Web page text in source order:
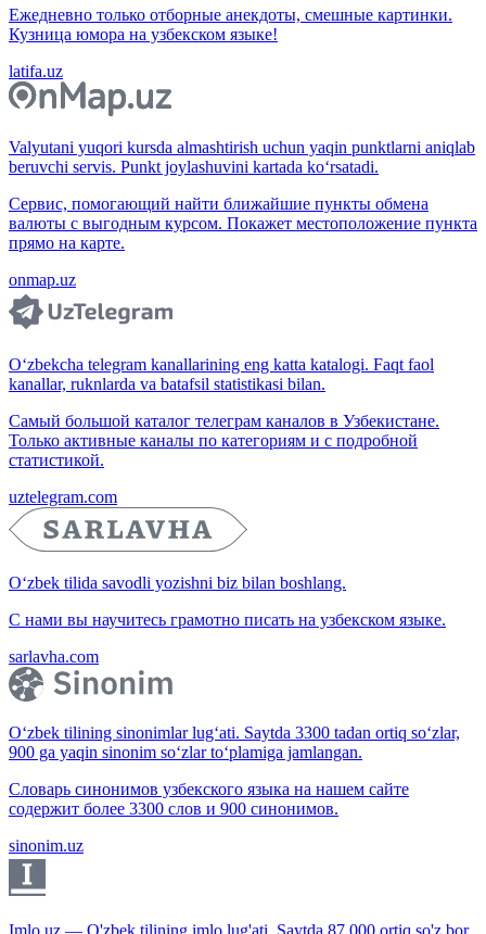
Ежедневно только отборные анекдоты, смешные картинки.
Кузница юмора на узбекском языке!
latifa.uz
Valyutani yuqori kursda almashtirish uchun yaqin punktlarni aniqlab
beruvchi servis. Punkt joylashuvini kartada ko‘rsatadi.
Сервис, помогающий найти ближайшие пункты обмена
валюты с выгодным курсом. Покажет местоположение пункта
прямо на карте.
onmap.uz
O‘zbekcha telegram kanallarining eng katta katalogi. Faqt faol
kanallar, ruknlarda va batafsil statistikasi bilan.
Самый большой каталог телеграм каналов в Узбекистане.
Только активные каналы по категориям и с подробной
статистикой.
uztelegram.com
O‘zbek tilida savodli yozishni biz bilan boshlang.
С нами вы научитесь грамотно писать на узбекском языке.
sarlavha.com
O‘zbek tilining sinonimlar lug‘ati. Saytda 3300 tadan ortiq so‘zlar,
900 ga yaqin sinonim so‘zlar to‘plamiga jamlangan.
Словарь синонимов узбекского языка на нашем сайте
содержит более 3300 слов и 900 синонимов.
sinonim.uz
Imlo.uz — O'zbek tilining imlo lug'ati. Saytda 87 000 ortiq so'z bor.